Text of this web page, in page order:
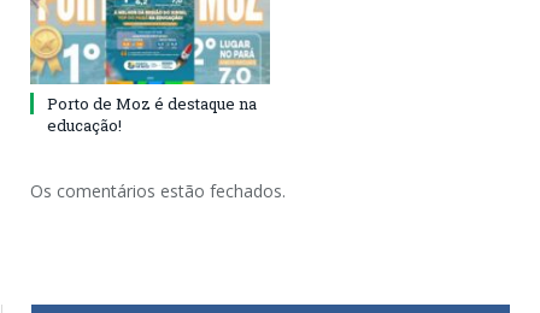
Porto de Moz é destaque na
educação!
Os comentários estão fechados.